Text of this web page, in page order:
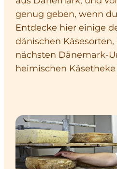
genug geben, wenn
Entdecke hier einige
dänischen
nächsten Dänemark-
heimischen